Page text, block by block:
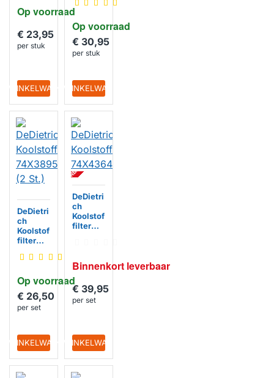
Op voorraad
€ 23,95
per stuk
WINKELWAGEN
Op voorraad
5 (2St.)
€ 30,95
per stuk
IN WINKELWAGEN
Op voorraad
DeDietri
ch
Koolstof
filter
5 (2 St.)
€ 26,50
per set
WINKELWAGEN
BI
N
N
E
N
K
O
R
T
L
E
V
E
R
B
A
A
R
Binnenkort leverbaar
DeDietri
ch
Koolstof
filter
€ 39,95
per set
IN WINKELWAGEN